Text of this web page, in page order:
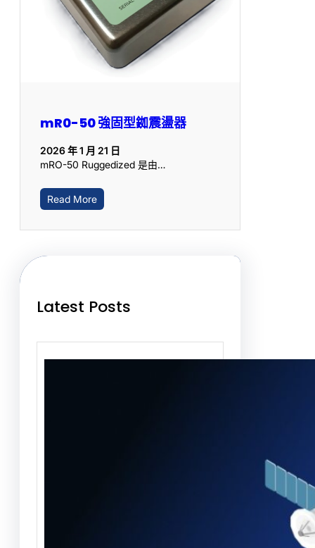
mR0-50 強固型銣震盪器
2026 年 1 月 21 日
mRO-50 Ruggedized 是由…
Read More
Latest Posts